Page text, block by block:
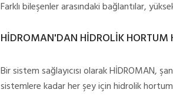
Farklı bileşenler arasındaki bağlantılar,
HİDROMAN'DAN HİDROLİK HORTUM
Bir sistem sağlayıcısı olarak HİDROMAN,
sistemlere kadar her şey için hidrolik